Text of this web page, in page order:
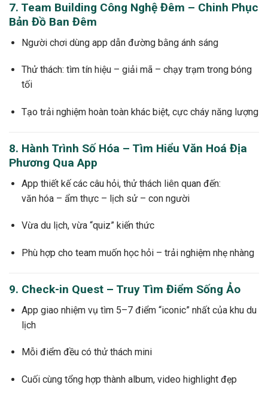
7. Team Building Công Nghệ Đêm – Chinh Phục
Bản Đồ Ban Đêm
Người chơi dùng app dẫn đường bằng ánh sáng
Thử thách: tìm tín hiệu – giải mã – chạy trạm trong bóng
tối
Tạo trải nghiệm hoàn toàn khác biệt, cực cháy năng lượng
8. Hành Trình Số Hóa – Tìm Hiểu Văn Hoá Địa
Phương Qua App
App thiết kế các câu hỏi, thử thách liên quan đến:
văn hóa – ẩm thực – lịch sử – con người
Vừa du lịch, vừa “quiz” kiến thức
Phù hợp cho team muốn học hỏi – trải nghiệm nhẹ nhàng
9. Check-in Quest – Truy Tìm Điểm Sống Ảo
App giao nhiệm vụ tìm 5–7 điểm “iconic” nhất của khu du
lịch
Mỗi điểm đều có thử thách mini
Cuối cùng tổng hợp thành album, video highlight đẹp